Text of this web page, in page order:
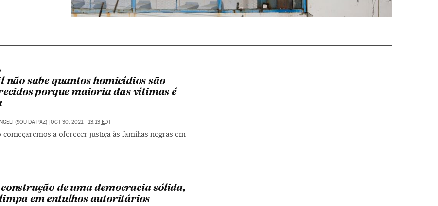
não sabe quantos homicídios são
porque maioria das vítimas é
(SOU DA PAZ) | OCT 30, 2021 - 13:13 EDT
começaremos a oferecer justiça às famílias negras em
de uma democracia sólida,
em entulhos autoritários